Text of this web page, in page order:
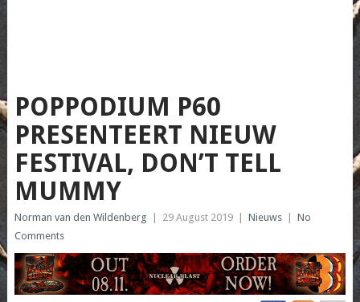
POPPODIUM P60
PRESENTEERT NIEUW
FESTIVAL, DON’T TELL
MUMMY
Norman van den Wildenberg 29 August 2019 Nieuws
No
Comments